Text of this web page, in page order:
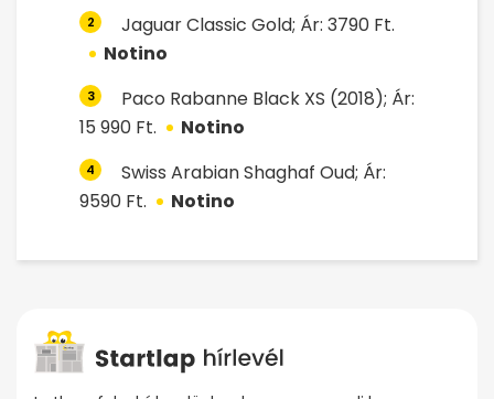
2
Jaguar Classic Gold; Ár: 3790 Ft.
Notino
3
Paco Rabanne Black XS (2018); Ár:
15 990 Ft.
Notino
4
Swiss Arabian Shaghaf Oud; Ár:
9590 Ft.
Notino